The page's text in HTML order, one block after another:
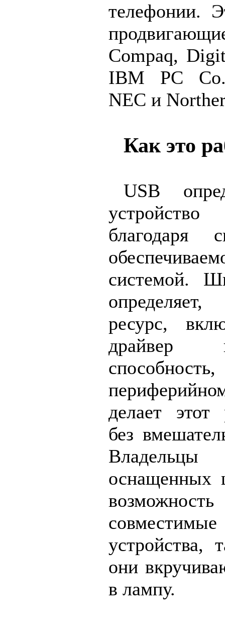
телефонии.
Compaq,
IBM PC
NEC и
Как это
USB
благодаря
системой.
ресурс,
драйвер
делает этот
без
оснащенных
устройства,
они
в лампу.